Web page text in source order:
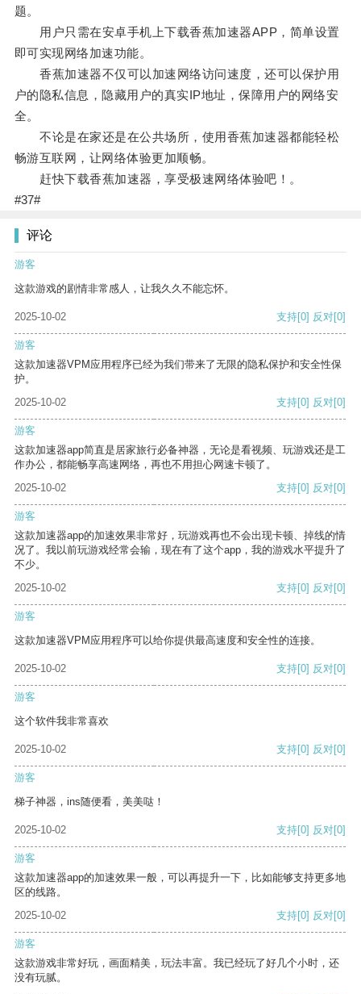
题。
用户只需在安卓手机上下载香蕉加速器APP，简单设置
即可实现网络加速功能。
香蕉加速器不仅可以加速网络访问速度，还可以保护用
户的隐私信息，隐藏用户的真实IP地址，保障用户的网络安
全。
不论是在家还是在公共场所，使用香蕉加速器都能轻松
畅游互联网，让网络体验更加顺畅。
赶快下载香蕉加速器，享受极速网络体验吧！。
#37#
评论
游客
这款游戏的剧情非常感人，让我久久不能忘怀。
2025-10-02 支持[0] 反对[0]
游客
这款加速器VPM应用程序已经为我们带来了无限的隐私保护和安全性保
护。
2025-10-02
支持[0] 反对[0]
游客
这款加速器app简直是居家旅行必备神器，无论是看视频、玩游戏还是工
作办公，都能畅享高速网络，再也不用担心网速卡顿了。
2025-10-02
支持[0] 反对[0]
游客
这款加速器app的加速效果非常好，玩游戏再也不会出现卡顿、掉线的情
况了。我以前玩游戏经常会输，现在有了这个app，我的游戏水平提升了
不少。
2025-10-02
支持[0] 反对[0]
游客
这款加速器VPM应用程序可以给你提供最高速度和安全性的连接。
2025-10-02 支持[0] 反对[0]
游客
这个软件我非常喜欢
2025-10-02 支持[0] 反对[0]
游客
梯子神器，ins随便看，美美哒！
2025-10-02 支持[0] 反对[0]
游客
这款加速器app的加速效果一般，可以再提升一下，比如能够支持更多地
区的线路。
2025-10-02
支持[0] 反对[0]
游客
这款游戏非常好玩，画面精美，玩法丰富。我已经玩了好几个小时，还
没有玩腻。